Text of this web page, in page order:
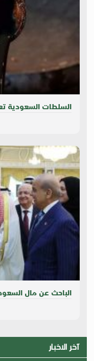
السلطات السعودية
الباحث عن مال
آخر الاخبار